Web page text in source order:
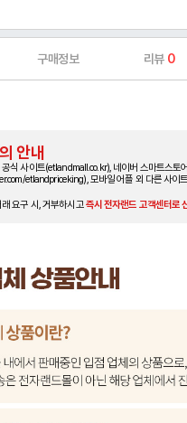
구매정보 리뷰 0
안내
식 사이트(etlandmall.co.kr), 네이버 스마트스토어
etlandpriceking), 모바일 어플 외 다른 사이
요구 시, 거부하시고즉시 전자랜드 고객센터로